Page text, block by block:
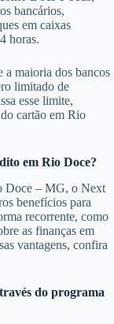
bancários,
em caixas
horas.
a maioria dos bancos
limitado de
esse limite,
cartão em Rio
em Rio Doce?
Doce – MG, o Next
benefícios para
recorrente, como
as finanças em
vantagens, confira
do programa